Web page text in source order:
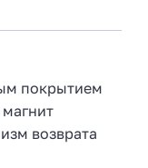
покрытием
возврата